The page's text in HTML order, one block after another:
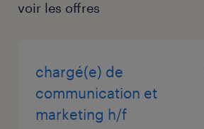
voir les offres
chargé(e) de
communication et
marketing h/f